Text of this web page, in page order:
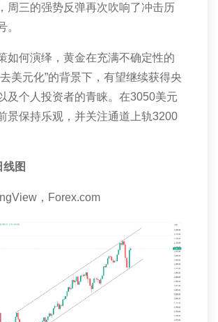
周三的强势反弹再次吹响了冲击历
。
如何演绎，黄金在充满不确定性的
美元化”的背景下，有望继续获得央
及个人投资者的青睐。在3050美元
景保持乐观，并关注通道上轨3200
线图
， Forex.com